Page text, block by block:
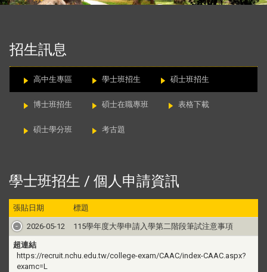
招生訊息
高中生專區 學士班招生 碩士班招生
博士班招生 碩士在職專班 表格下載
碩士學分班 考古題
學士班招生 / 個人申請資訊
張貼日期 標題
2026-05-12 115學年度大學申請入學第二階段筆試注意事項
超連結
https://recruit.nchu.edu.tw/college-exam/CAAC/index-CAAC.aspx?
examc=L